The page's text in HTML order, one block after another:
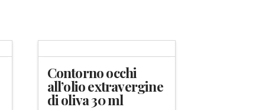
Contorno occhi
all’olio extravergine
di oliva 30 ml